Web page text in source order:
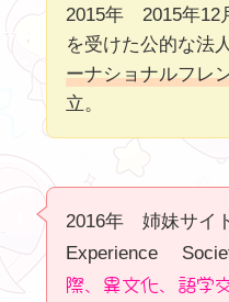
2015年 2015年12
を受けた公的な法
ーナショナルフレ
立。
2016年 姉妹サイ
Experience
際、異文化、語学